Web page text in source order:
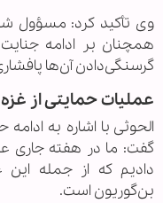
وی تأکید کرد: مسؤول
همچنان بر ادامه
گرسنگی‌دادن آن‌ها
عملیات‌ حمایتی از غزه
الحوثی با اشاره به
دادیم که از جمله این
بن‌گوریون است.